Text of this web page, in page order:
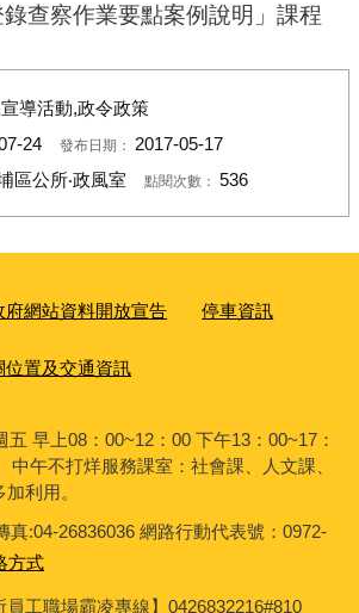
查察作業要點案例說明」課程
導活動,政令政策
24 發布日期： 2017-05-17
區公所‧政風室 點閱次數： 536
府網站資料開放宣告 停車資訊
位置及交通資訊
五 早上08：00~12：00 下午13：00~17：
中午不打烊服務課室：社會課、人文課、
利用。
真:04-26836036 網路行動代表號：0972-
方式
員工職場霸凌專線】0426832216#810